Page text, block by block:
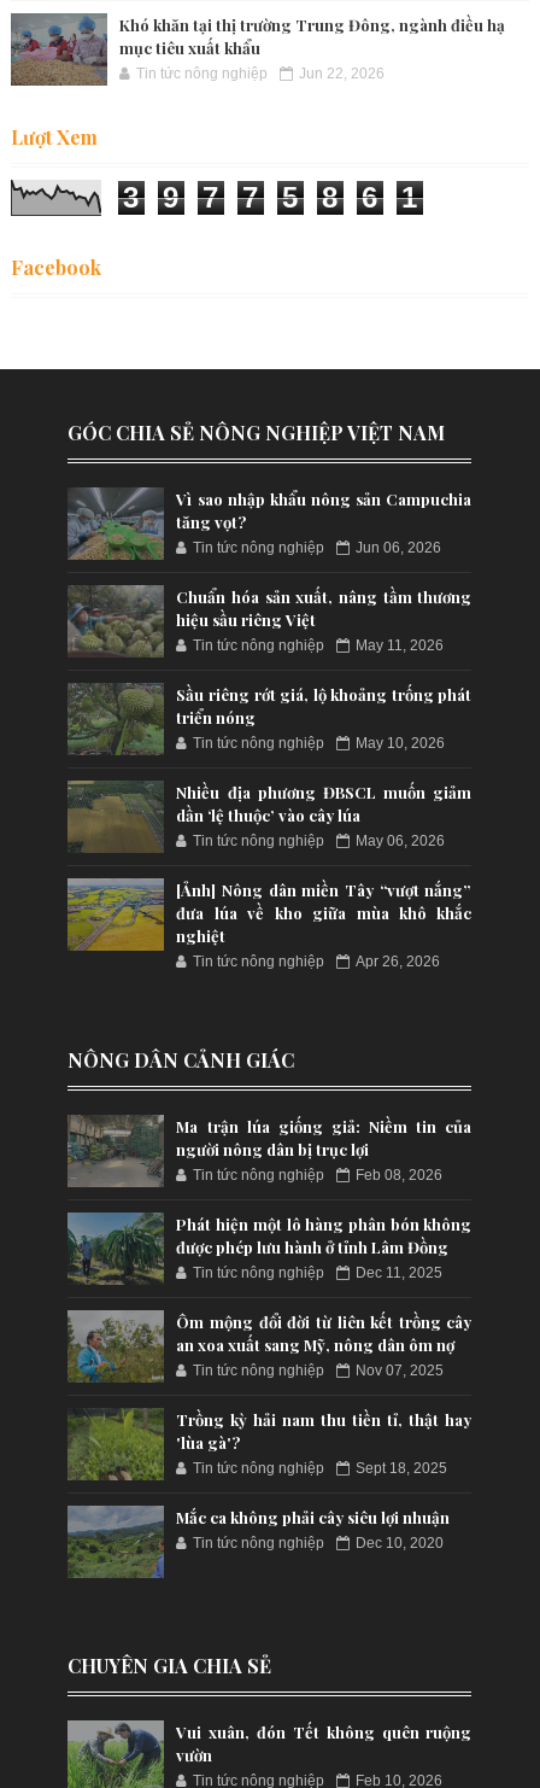
Khó khăn tại thị trường Trung Đông, ngành điều hạ
mục tiêu xuất khẩu
Tin tức nông nghiệp Jun 22, 2026
Lượt Xem
3 9 7 7 5 8 6 1
Facebook
GÓC CHIA SẺ NÔNG NGHIỆP VIỆT NAM
Vì sao nhập khẩu nông sản Campuchia
tăng vọt?
Tin tức nông nghiệp Jun 06, 2026
Chuẩn hóa sản xuất, nâng tầm thương
hiệu sầu riêng Việt
Tin tức nông nghiệp May 11, 2026
Sầu riêng rớt giá, lộ khoảng trống phát
triển nóng
Tin tức nông nghiệp May 10, 2026
Nhiều địa phương ĐBSCL muốn giảm
dần ‘lệ thuộc’ vào cây lúa
Tin tức nông nghiệp May 06, 2026
[Ảnh] Nông dân miền Tây “vượt nắng”
đưa lúa về kho giữa mùa khô khắc
nghiệt
Tin tức nông nghiệp Apr 26, 2026
NÔNG DÂN CẢNH GIÁC
Ma trận lúa giống giả: Niềm tin của
người nông dân bị trục lợi
Tin tức nông nghiệp Feb 08, 2026
Phát hiện một lô hàng phân bón không
được phép lưu hành ở tỉnh Lâm Đồng
Tin tức nông nghiệp Dec 11, 2025
Ôm mộng đổi đời từ liên kết trồng cây
an xoa xuất sang Mỹ, nông dân ôm nợ
Tin tức nông nghiệp Nov 07, 2025
Trồng kỳ hải nam thu tiền tỉ, thật hay
'lùa gà'?
Tin tức nông nghiệp Sept 18, 2025
Mắc ca không phải cây siêu lợi nhuận
Tin tức nông nghiệp Dec 10, 2020
CHUYÊN GIA CHIA SẺ
Vui xuân, đón Tết không quên ruộng
vườn
Tin tức nông nghiệp Feb 10, 2026